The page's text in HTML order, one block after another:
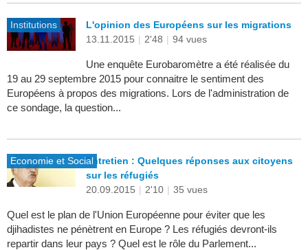
Institutions
L'opinion des Européens sur les migrations
13.11.2015 | 2'48 | 94 vues
Une enquête Eurobaromètre a été réalisée du
19 au 29 septembre 2015 pour connaitre le sentiment des
Européens à propos des migrations. Lors de l'administration de
ce sondage, la question...
Economie et SocialEntretien : Quelques réponses aux citoyens
sur les réfugiés
20.09.2015 | 2'10 | 35 vues
Quel est le plan de l'Union Européenne pour éviter que les
djihadistes ne pénètrent en Europe ? Les réfugiés devront-ils
repartir dans leur pays ? Quel est le rôle du Parlement...